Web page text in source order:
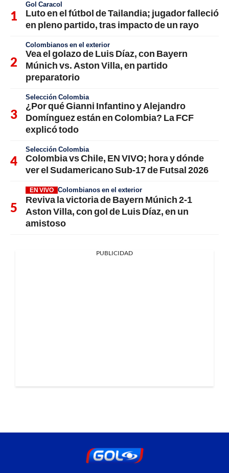
Gol Caracol
Luto en el fútbol de Tailandia; jugador falleció
en pleno partido, tras impacto de un rayo
Colombianos en el exterior
Vea el golazo de Luis Díaz, con Bayern
Múnich vs. Aston Villa, en partido
preparatorio
Selección Colombia
¿Por qué Gianni Infantino y Alejandro
Domínguez están en Colombia? La FCF
explicó todo
Selección Colombia
Colombia vs Chile, EN VIVO; hora y dónde
ver el Sudamericano Sub-17 de Futsal 2026
EN VIVO Colombianos en el exterior
Reviva la victoria de Bayern Múnich 2-1
Aston Villa, con gol de Luis Díaz, en un
amistoso
PUBLICIDAD